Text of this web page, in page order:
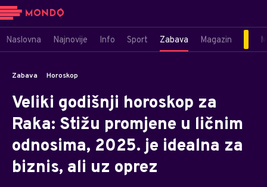
Naslovna Najnovije Info Sport Zabava Magazin
Zabava Horoskop
Veliki godišnji horoskop za
Raka: Stižu promjene u ličnim
odnosima, 2025. je idealna za
biznis, ali uz oprez